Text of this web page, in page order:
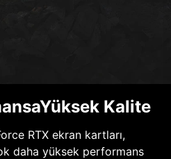
Kalite
RTX ekran kartları,
daha yüksek performans